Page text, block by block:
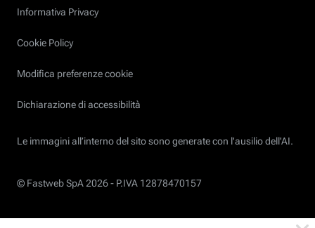
Informativa Privacy
Cookie Policy
Modifica preferenze cookie
Dichiarazione di accessibilità
Le immagini all’interno del sito sono generate con l'ausilio dell'AI.
© Fastweb SpA 2026 - P.IVA 12878470157